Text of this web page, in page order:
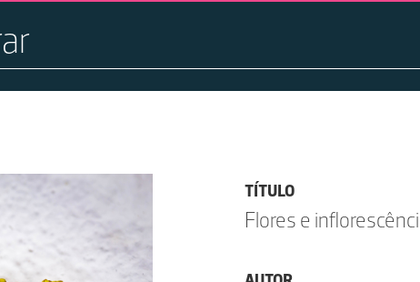
TÍTULO
Flores e